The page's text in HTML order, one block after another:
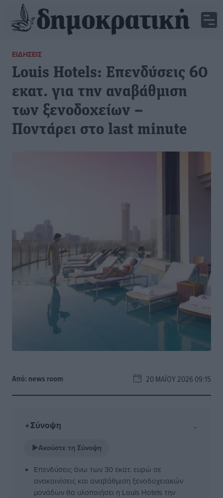
ΕΙΔΉΣΕΙΣ
Louis Hotels: Επενδύσεις 60
εκατ. για την αναβάθμιση
των ξενοδοχείων –
Ποντάρει στο last minute
Από: news room 20 ΜΑΪ́ΟΥ 2026 09:15
✦Σύνοψη ⌄
▶Ακούστε τη Σύνοψη
Επενδύσεις άνω των 30 εκατ. ευρώ σε
ανακαινίσεις και αναβάθμιση ξενοδοχειακών
μονάδων θα υλοποιήσει η Louis Hotels την